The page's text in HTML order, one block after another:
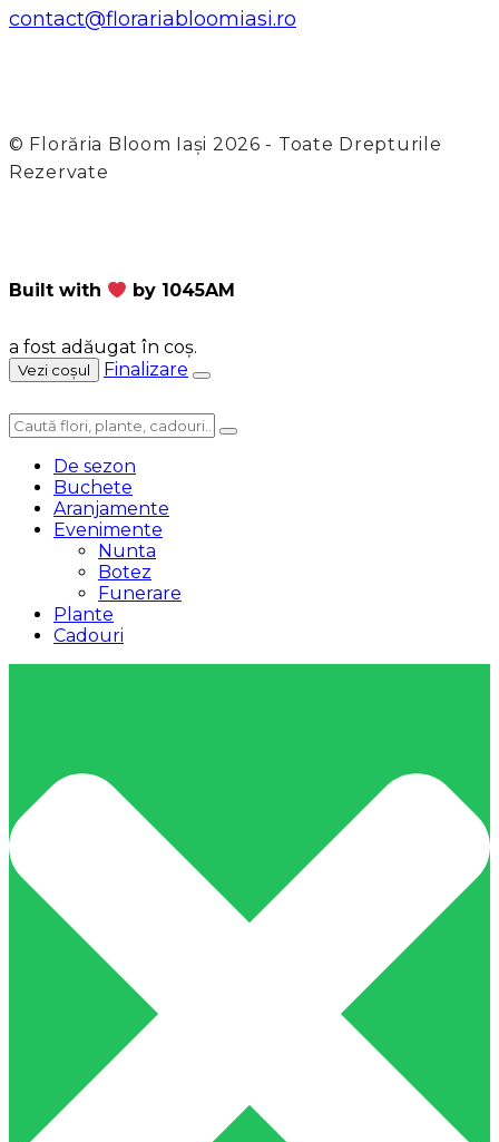
contact@florariabloomiasi.ro
© Florăria Bloom Iași 2026 - Toate Drepturile
Rezervate
Built with by 1045AM
a fost adăugat în coș.
Vezi coșul Finalizare
De sezon
Buchete
Aranjamente
Evenimente
Nunta
Botez
Funerare
Plante
Cadouri